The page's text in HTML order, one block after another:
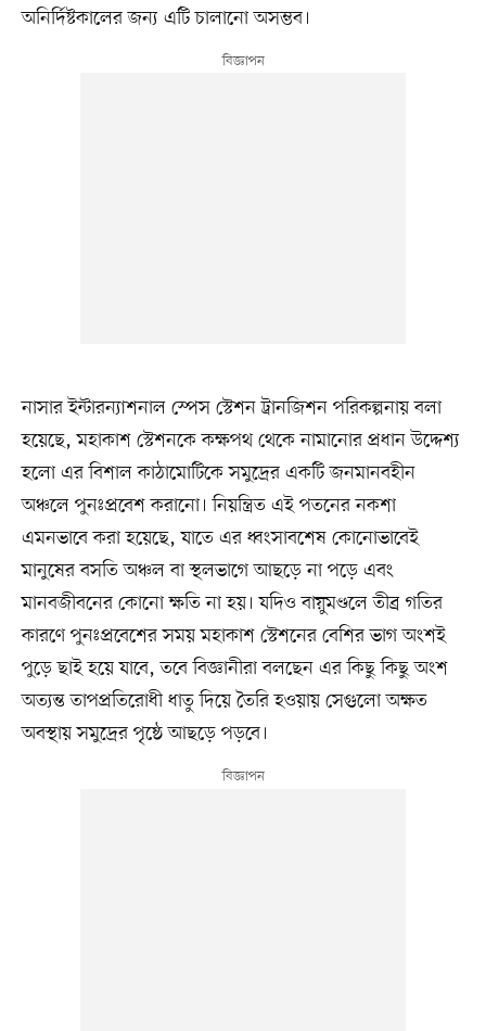
অনির্দিষ্টকালের জন্য এটি চালানো অসম্ভব।
নাসার ইন্টারন্যাশনাল স্পেস স্টেশন ট্রানজিশন পরিকল্পনায় বলা
হয়েছে, মহাকাশ স্টেশনকে কক্ষপথ থেকে নামানোর প্রধান উদ্দেশ্য
হলো এর বিশাল কাঠামোটিকে সমুদ্রের একটি জনমানবহীন
অঞ্চলে পুনঃপ্রবেশ করানো। নিয়ন্ত্রিত এই পতনের নকশা
এমনভাবে করা হয়েছে, যাতে এর ধ্বংসাবশেষ কোনোভাবেই
মানুষের বসতি অঞ্চল বা স্থলভাগে আছড়ে না পড়ে এবং
মানবজীবনের কোনো ক্ষতি না হয়। যদিও বায়ুমণ্ডলে তীব্র গতির
কারণে পুনঃপ্রবেশের সময় মহাকাশ স্টেশনের বেশির ভাগ অংশই
পুড়ে ছাই হয়ে যাবে, তবে বিজ্ঞানীরা বলছেন এর কিছু কিছু অংশ
অত্যন্ত তাপপ্রতিরোধী ধাতু দিয়ে তৈরি হওয়ায় সেগুলো অক্ষত
অবস্থায় সমুদ্রের পৃষ্ঠে আছড়ে পড়বে।